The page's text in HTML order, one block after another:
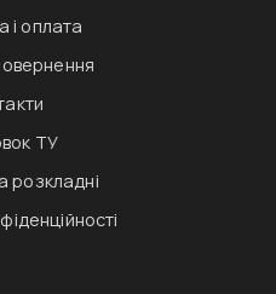
і оплата
ТУ
розкладні